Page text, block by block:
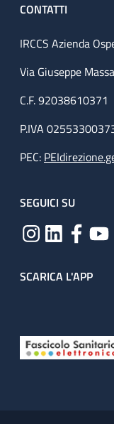
CONTATTI
IRCCS Azienda
Via Giuseppe
C.F. 92038610371
P.IVA
PEC:
SEGUICI SU
SCARICA L'APP